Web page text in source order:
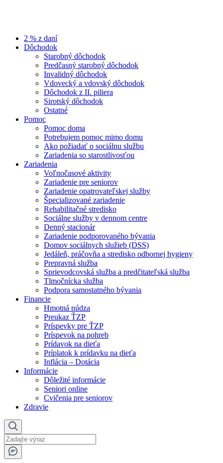
2 % z daní
Dôchodok
Starobný dôchodok
Predčasný starobný dôchodok
Invalidný dôchodok
Vdovecký a vdovský dôchodok
Dôchodok z II. piliera
Sirotský dôchodok
Ostatné
Pomoc
Pomoc doma
Potrebujem pomoc mimo domu
Ako požiadať o sociálnu službu
Zariadenia so starostlivosťou
Zariadenia
Voľnočasové aktivity
Zariadenie pre seniorov
Zariadenie opatrovateľskej služby
Špecializované zariadenie
Rehabilitačné stredisko
Sociálne služby v dennom centre
Denný stacionár
Zariadenie podporovaného bývania
Domov sociálnych služieb (DSS)
Jedáleň, práčovňa a stredisko odbornej hygieny
Prepravná služba
Sprievodcovská služba a predčitateľská služba
Tlmočnícka služba
Podpora samostatného bývania
Financie
Hmotná núdza
Preukaz ŤZP
Príspevky pre ŤZP
Príspevok na pohreb
Prídavok na dieťa
Príplatok k prídavku na dieťa
Inflácia – Dotácia
Informácie
Dôležité informácie
Seniori online
Cvičenia pre seniorov
Zdravie